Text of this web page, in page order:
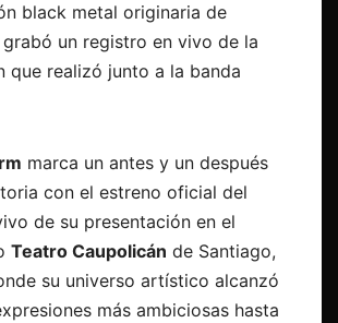
black metal originaria de
un registro en vivo de la
que realizó junto a la banda
marca un antes y un después
con el estreno oficial del
de su presentación en el
Teatro Caupolicán de Santiago,
su universo artístico alcanzó
más ambiciosas hasta